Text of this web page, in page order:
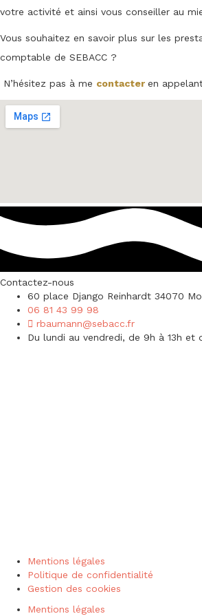
votre activité et ainsi vous conseiller au
Vous souhaitez en savoir plus sur les
comptable de SEBACC ?
N’hésitez pas à me contacter en
Contactez-nous
60 place Django Reinhardt 34070
06 81 43 99 98
rbaumann@sebacc.fr
Du lundi au vendredi, de 9h à 13h et
Mentions légales
Politique de confidentialité
Gestion des cookies
Mentions légales